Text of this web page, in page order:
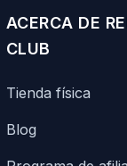
ACERCA DE
CLUB
Tienda física
Blog